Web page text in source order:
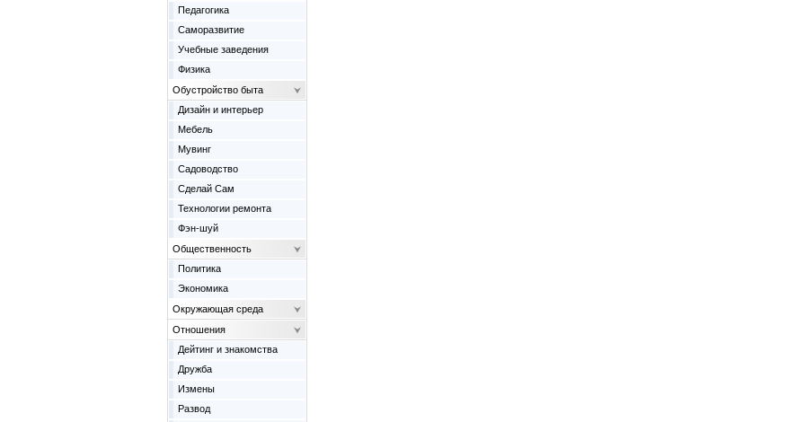
Педагогика
Саморазвитие
Учебные заведения
Физика
Обустройство быта
Дизайн и интерьер
Мебель
Мувинг
Садоводство
Сделай Сам
Технологии ремонта
Фэн-шуй
Общественность
Политика
Экономика
Окружающая среда
Отношения
Дейтинг и знакомства
Дружба
Измены
Развод